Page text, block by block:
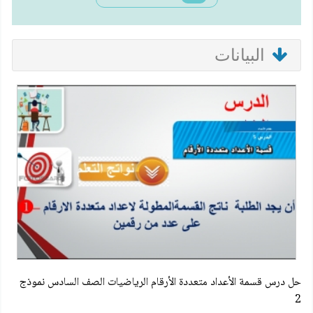
البيانات
حل درس قسمة الأعداد متعددة الأرقام الرياضيات الصف السادس نموذج
2